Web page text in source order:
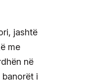
jashtë
me
në
i